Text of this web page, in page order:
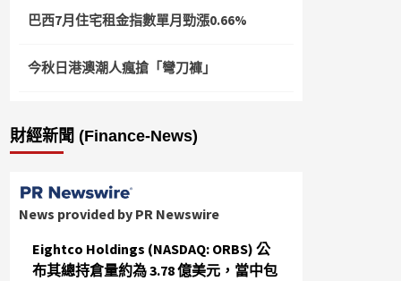
巴西7月住宅租金指數單月勁漲0.66%
今秋日港澳潮人瘋搶「彎刀褲」
財經新聞 (Finance-News)
News provided by PR Newswire
Eightco Holdings (NASDAQ: ORBS) 公
布其總持倉量約為 3.78 億美元，當中包